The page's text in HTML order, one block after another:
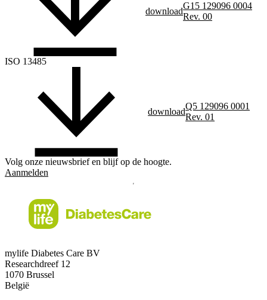
download
G15 129096 0004
Rev. 00
ISO 13485
download
Q5 129096 0001
Rev. 01
Volg onze nieuwsbrief en blijf op de hoogte.
Aanmelden
mylife Diabetes Care BV
Researchdreef 12
1070 Brussel
België